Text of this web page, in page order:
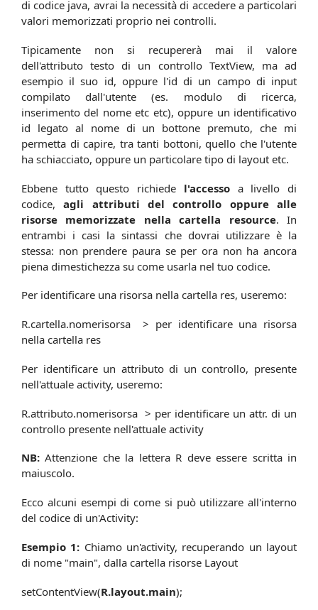
di codice java, avrai la necessità di accedere a particolari
valori memorizzati proprio nei controlli.
Tipicamente non si recupererà mai il valore
dell'attributo testo di un controllo TextView, ma ad
esempio il suo id, oppure l'id di un campo di input
compilato dall'utente (es. modulo di ricerca,
inserimento del nome etc etc), oppure un identificativo
id legato al nome di un bottone premuto, che mi
permetta di capire, tra tanti bottoni, quello che l'utente
ha schiacciato, oppure un particolare tipo di layout etc.
Ebbene tutto questo richiede l'accesso a livello di
codice,agli attributi del controllo oppure alle
risorse memorizzate nella cartella resource. In
entrambi i casi la sintassi che dovrai utilizzare è la
stessa: non prendere paura se per ora non ha ancora
piena dimestichezza su come usarla nel tuo codice.
Per identificare una risorsa nella cartella res, useremo:
R.cartella.nomerisorsa > per identificare una risorsa
nella cartella res
Per identificare un attributo di un controllo, presente
nell'attuale activity, useremo:
R.attributo.nomerisorsa > per identificare un attr. di un
controllo presente nell'attuale activity
NB:Attenzione che la lettera R deve essere scritta in
maiuscolo.
Ecco alcuni esempi di come si può utilizzare all'interno
del codice di un'Activity:
Esempio 1: Chiamo un'activity, recuperando un layout
di nome "main", dalla cartella risorse Layout
setContentView(R.layout.main);